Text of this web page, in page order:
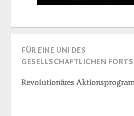
FÜR EINE UNI DES
GESELLSCHAFTLICHEN
Revolutionäres